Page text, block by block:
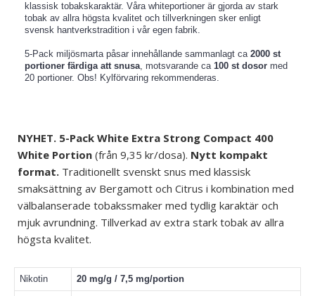
klassisk tobakskaraktär. Våra whiteportioner är gjorda av stark
tobak av allra högsta kvalitet och tillverkningen sker enligt
svensk hantverkstradition i vår egen fabrik.
5-Pack miljösmarta påsar innehållande sammanlagt ca 2000 st
portioner färdiga att snusa, motsvarande ca 100 st dosor med
20 portioner. Obs! Kylförvaring rekommenderas.
NYHET. 5-Pack White Extra Strong Compact 400
White Portion (från 9,35 kr/dosa). Nytt kompakt
format. Traditionellt svenskt snus med klassisk
smaksättning av Bergamott och Citrus i kombination med
välbalanserade tobakssmaker med tydlig karaktär och
mjuk avrundning. Tillverkad av extra stark tobak av allra
högsta kvalitet.
Nikotin 20 mg/g / 7,5 mg/portion